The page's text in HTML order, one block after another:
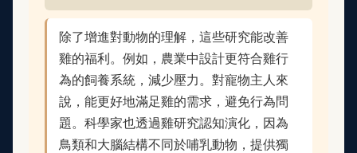
除了增進對動物的理解，這些研究能改善
雞的福利。例如，農業中設計更符合雞行
為的飼養系統，減少壓力。對寵物主人來
說，能更好地滿足雞的需求，避免行為問
題。科學家也透過雞研究認知演化，因為
鳥類和大腦結構不同於哺乳動物，提供獨